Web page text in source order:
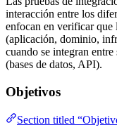
interacción entre los
enfocan en verificar que
(aplicación, dominio,
cuando se integran
(bases de datos, API).
Objetivos
Section titled